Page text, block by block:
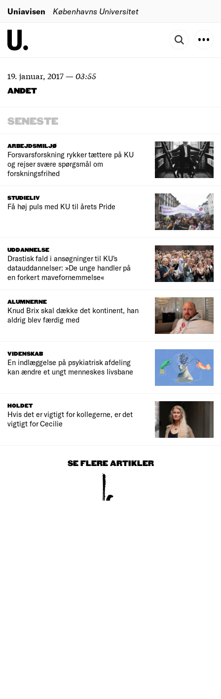
Uniavisen Københavns Universitet
19. januar, 2017—03:55
ANDET
SENESTE
ARBEJDSMILJØ
Forsvarsforskning rykker tættere på KU
og rejser svære spørgsmål om
forskningsfrihed
STUDIELIV
Få høj puls med KU til årets Pride
UDDANNELSE
Drastisk fald i ansøgninger til KU's
datauddannelser: »De unge handler på
en forkert mavefornemmelse«
ALUMNERNE
Knud Brix skal dække det kontinent, han
aldrig blev færdig med
VIDENSKAB
En indlæggelse på psykiatrisk afdeling
kan ændre et ungt menneskes livsbane
HOLDET
Hvis det er vigtigt for kollegerne, er det
vigtigt for Cecilie
SE FLERE ARTIKLER